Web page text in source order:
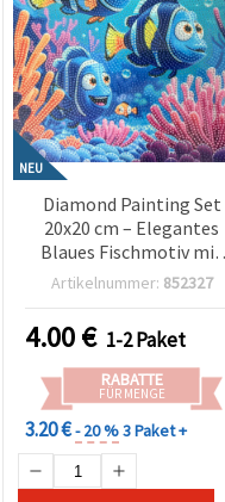
NEU
Diamond Painting Set
20x20 cm – Elegantes
Blaues Fischmotiv mit
runden Diamanten,
Artikelnummer: 852327
4.00€ 1-2 Paket
RABATTE
FÜR MENGE
3.20 €- 20 %3 Paket +